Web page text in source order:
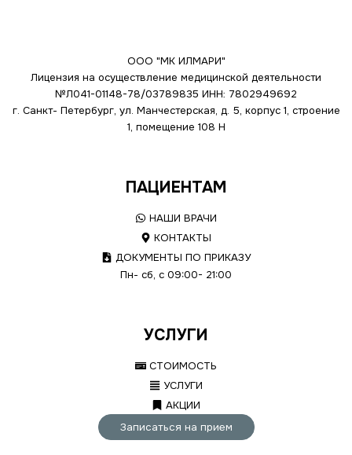
ООО "МК ИЛМАРИ"
Лицензия на осуществление медицинской деятельности
№Л041-01148-78/03789835 ИНН: 7802949692
г. Санкт- Петербург, ул. Манчестерская, д. 5, корпус 1, строение
1, помещение 108 Н
ПАЦИЕНТАМ
НАШИ ВРАЧИ
КОНТАКТЫ
ДОКУМЕНТЫ ПО ПРИКАЗУ
Пн- сб, с 09:00- 21:00
УСЛУГИ
СТОИМОСТЬ
УСЛУГИ
АКЦИИ
Записаться на прием